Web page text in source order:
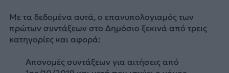
Με τα δεδομένα αυτά, ο επανυπολογιαμός των
πρώτων συντάξεων στο Δημόσιο ξεκινά από τρεις
κατηγορίες και αφορά:
Απονομές συντάξεων για αιτήσεις από